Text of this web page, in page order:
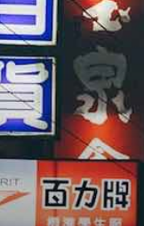
do
zahraničí